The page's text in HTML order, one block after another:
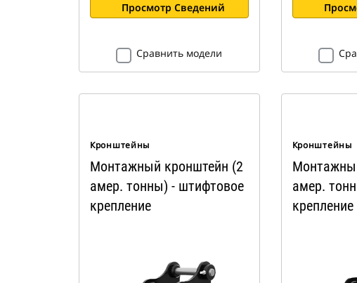
Просмотр Сведений
Сравнить модели
Кронштейны
Монтажный кронштейн (2
амер. тонны) - штифтовое
крепление
Кронштейны
амер.
крепление